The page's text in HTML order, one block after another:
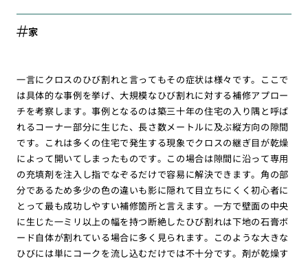
家
一言にクロスのひび割れと言ってもその症状は様々です。ここで
は具体的な事例を挙げ、大規模なひび割れに対する補修アプロー
チを考察します。事例となるのは築三十年の住宅の入り隅と呼ば
れるコーナー部分に生じた、長さ数メートルに及ぶ縦方向の隙間
です。これは多くの住宅で発生する現象でクロスの継ぎ目が乾燥
によって開いてしまったものです。この場合は隙間に沿って専用
の充填剤を注入し指でなぞるだけで容易に解決できます。角の部
分であるため多少の色の違いも影に隠れて目立ちにくく初心者に
とって最も成功しやすい補修箇所と言えます。一方で壁面の中央
に生じた一ミリ以上の幅を持つ断絶したひび割れは下地の石膏ボ
ード自体が割れている場合に多く見られます。このような大きな
ひびには単にコークを流し込むだけでは不十分です。剤が乾燥す